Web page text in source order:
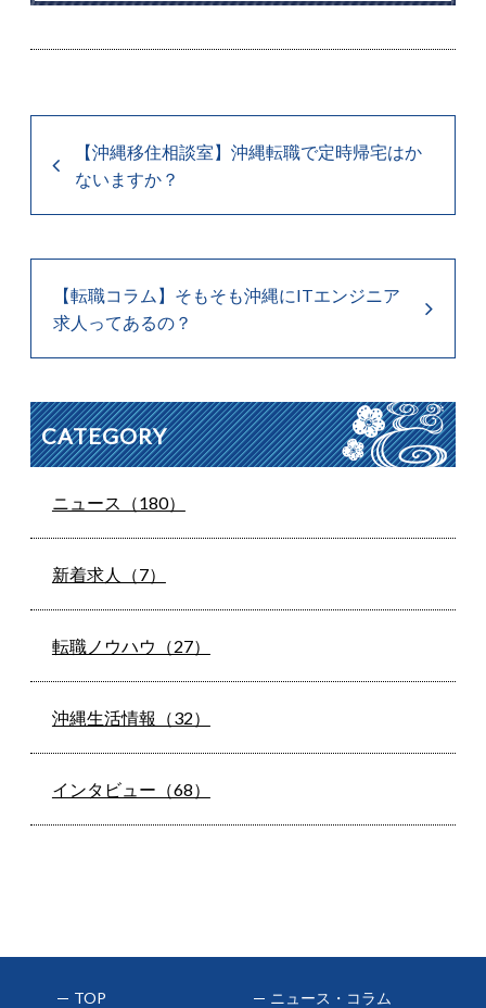
【沖縄移住相談室】沖縄転職で定時帰宅はか
ないますか？
【転職コラム】そもそも沖縄にITエンジニア
求人ってあるの？
CATEGORY
ニュース（180）
新着求人（7）
転職ノウハウ（27）
沖縄生活情報（32）
インタビュー（68）
TOP ニュース・コラム